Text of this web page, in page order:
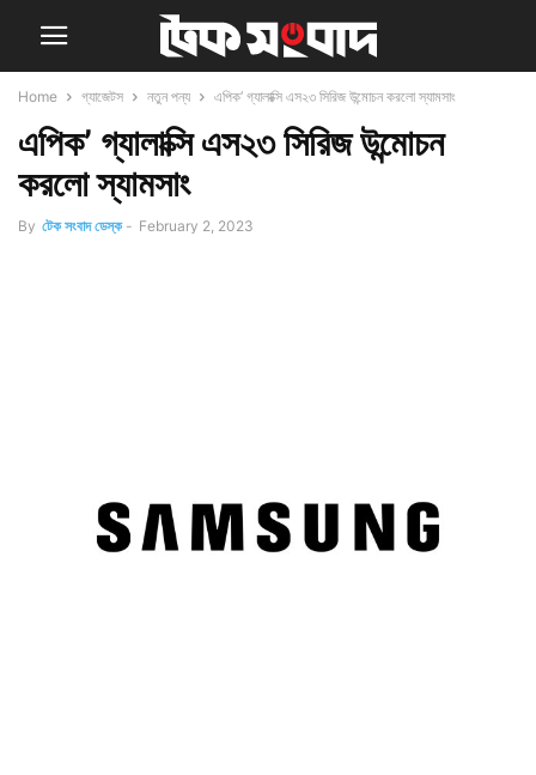
Home গ্যাজেটস নতুন পন্য এপিক’ গ্যালাক্সি এস২৩ সিরিজ উন্মোচন করলো স্যামসাং
এপিক’ গ্যালাক্সি এস২৩ সিরিজ উন্মোচন
করলো স্যামসাং
By টেক সংবাদ ডেস্ক - February 2, 2023